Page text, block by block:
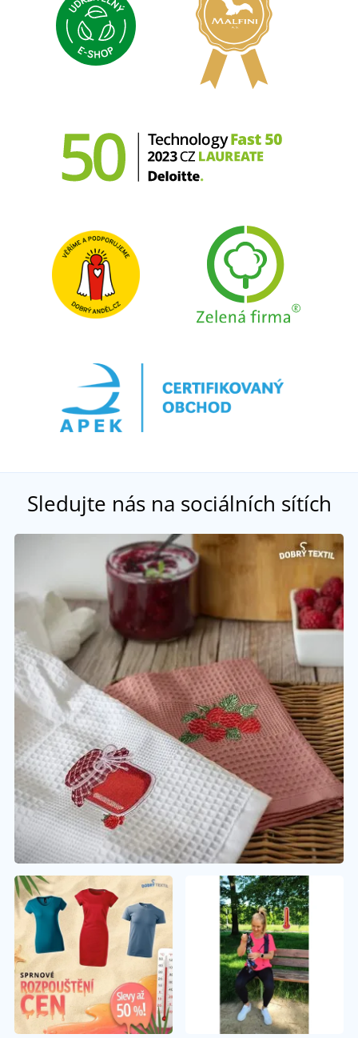
Sledujte nás na sociálních sítích